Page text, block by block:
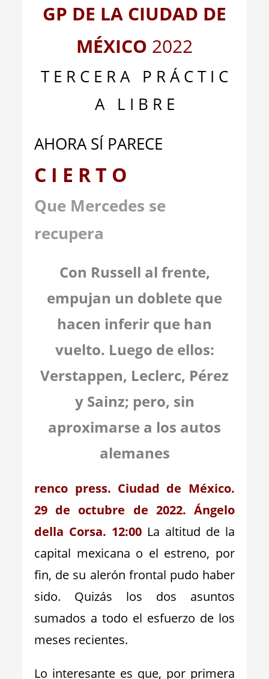
GP DE LA CIUDAD DE
MÉXICO 2022
T E R C E R A P R Á C T I C
A L I B R E
AHORA SÍ PARECE
C I E R T O
Que Mercedes se
recupera
Con Russell al frente,
empujan un doblete que
hacen inferir que han
vuelto. Luego de ellos:
Verstappen, Leclerc, Pérez
y Sainz; pero, sin
aproximarse a los autos
alemanes
renco press. Ciudad de México.
29 de octubre de 2022. Ángelo
della Corsa. 12:00 La altitud de la
capital mexicana o el estreno, por
fin, de su alerón frontal pudo haber
sido. Quizás los dos asuntos
sumados a todo el esfuerzo de los
meses recientes.
Lo interesante es que, por primera